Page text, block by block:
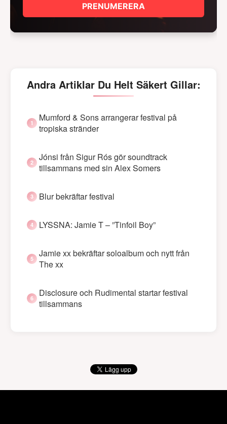
PRENUMERERA
Andra Artiklar Du Helt Säkert Gillar:
Mumford & Sons arrangerar festival på
tropiska stränder
Jónsi från Sigur Rós gör soundtrack
tillsammans med sin Alex Somers
Blur bekräftar festival
LYSSNA: Jamie T – ”Tinfoil Boy”
Jamie xx bekräftar soloalbum och nytt från
The xx
Disclosure och Rudimental startar festival
tillsammans